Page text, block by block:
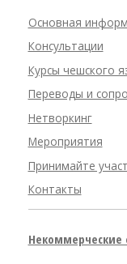
Основная
Консультации
Курсы чешского
Переводы и
Нетворкинг
Мероприятия
Принимайте
Контакты
Некоммерческие